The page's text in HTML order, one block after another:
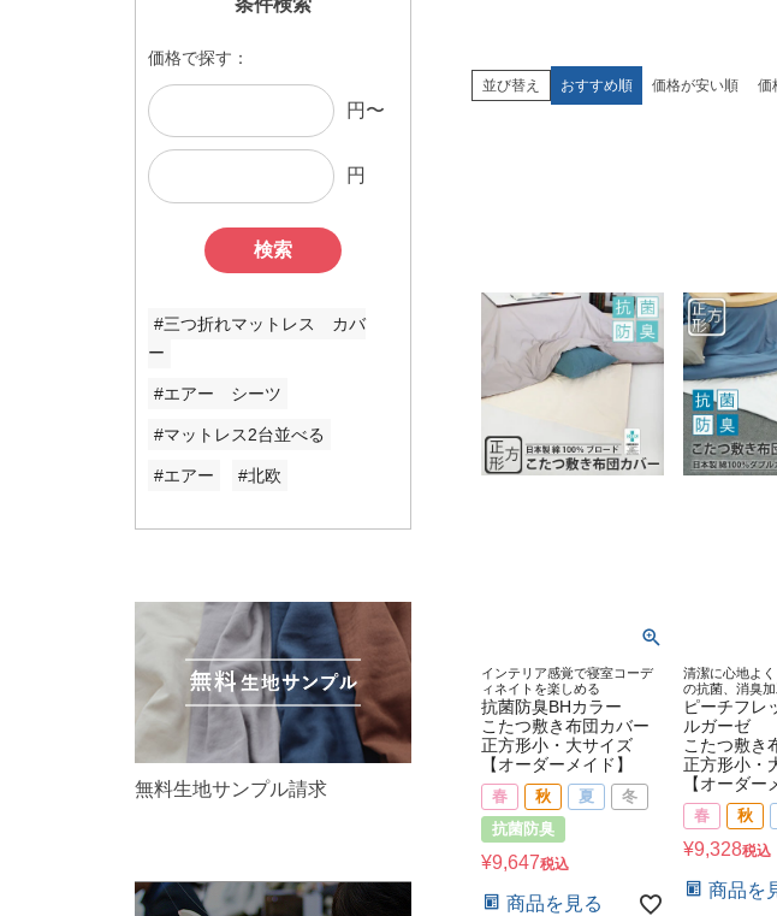
価格で探す：
円〜
円
検索
#三つ折れマットレス カバ
ー
#エアー シーツ
#マットレス2台並べる
#エアー #北欧
無料生地サンプル請求
並び替え おすすめ順 価格が安い順 価
インテリア感覚で寝室コーデ
ィネイトを楽しめる
抗菌防臭BHカラー
こたつ敷き布団カバー
正方形小・大サイズ
【オーダーメイド】
春 秋 夏
冬
抗菌防臭
¥9,647税込
商品を見る
清潔に心地よ
の抗菌、消臭加
ピーチフレ
ルガーゼ
こたつ敷き
正方形小・
【オーダー
春 秋
¥9,328税込
商品を